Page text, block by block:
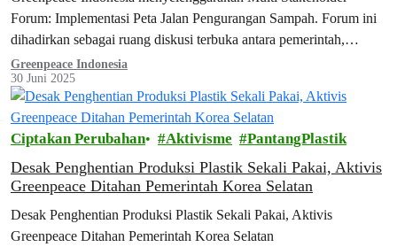
Forum: Implementasi Peta Jalan Pengurangan Sampah. Forum ini
dihadirkan sebagai ruang diskusi terbuka antara pemerintah,
produsen, dan masyarakat sipil untuk meninjau kembali capaian
implementasi peta jalan, mengidentifikasi tantangan, dan
mendorong langkah konkret pengurangan sampah plastik di masa
depan.
Greenpeace Indonesia
30 Juni 2025
Ciptakan Perubahan Aktivisme PantangPlastik
Desak Penghentian Produksi Plastik Sekali Pakai, Aktivis
Greenpeace Ditahan Pemerintah Korea Selatan
Desak Penghentian Produksi Plastik Sekali Pakai, Aktivis
Greenpeace Ditahan Pemerintah Korea Selatan